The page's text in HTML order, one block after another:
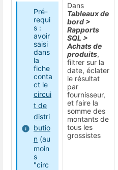
Pré-
requi
s :
avoir
saisi
dans
la
fiche
conta
ct le
circui
t de
distri
butio
n (au
moin
s
"circ
Dans
Tableaux de
bord >
Rapports
SQL >
Achats de
produits,
filtrer sur la
date, éclater
le résultat
par
fournisseur,
et faire la
somme des
montants de
tous les
grossistes